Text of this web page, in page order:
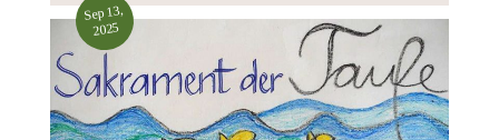
Sep 13,
2025